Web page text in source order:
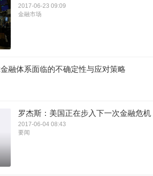
2017-06-23 09:09
金融市场
融体系面临的不确定性与应对策略
罗杰斯：美国正在步入下一次金融危机
2017-06-04 08:43
要闻